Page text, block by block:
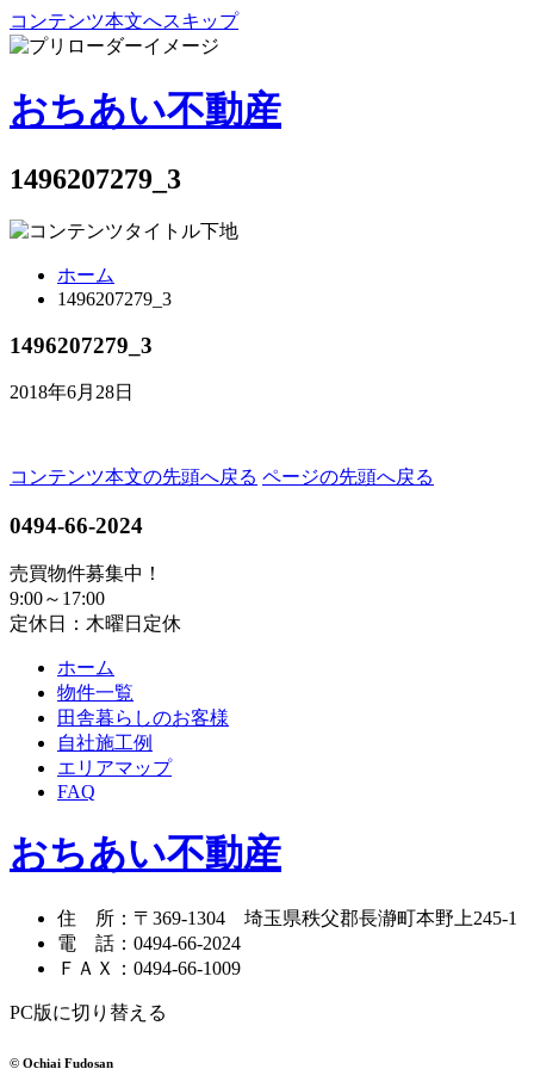
コンテンツ本文へスキップ
おちあい不動産
1496207279_3
ホーム
1496207279_3
1496207279_3
2018年6月28日
コンテンツ本文の先頭へ戻る ページの先頭へ戻る
0494-66-2024
売買物件募集中！
9:00～17:00
定休日：木曜日定休
ホーム
物件一覧
田舎暮らしのお客様
自社施工例
エリアマップ
FAQ
おちあい不動産
住 所 ： 〒369-1304 埼玉県秩父郡長瀞町本野上245-1
電 話 ： 0494-66-2024
ＦＡＸ
： 0494-66-1009
PC版に切り替える
© Ochiai Fudosan